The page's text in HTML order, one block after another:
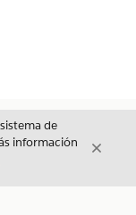
de
información
Cerrar